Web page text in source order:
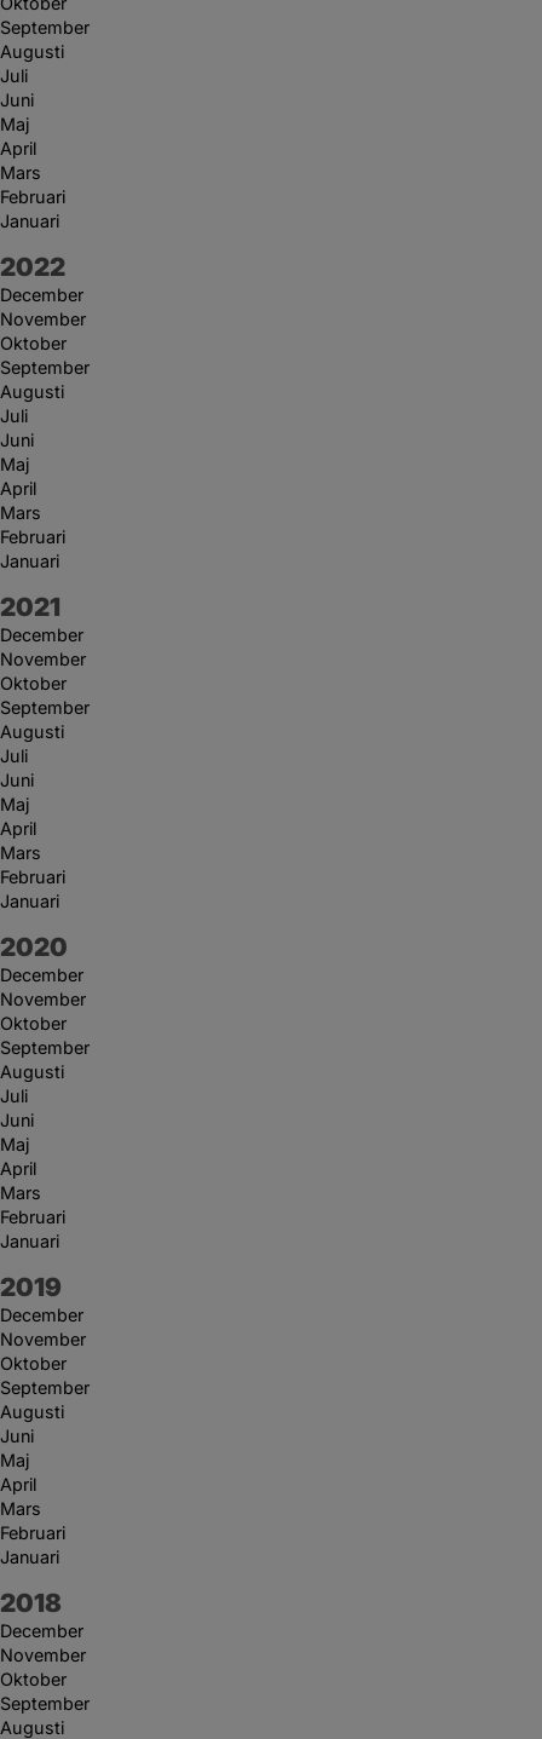
September
Augusti
Juli
Juni
Maj
April
Mars
Februari
Januari
År:
2022
December
November
Oktober
September
Augusti
Juli
Juni
Maj
April
Mars
Februari
Januari
År:
2021
December
November
Oktober
September
Augusti
Juli
Juni
Maj
April
Mars
Februari
Januari
År:
2020
December
November
Oktober
September
Augusti
Juli
Juni
Maj
April
Mars
Februari
Januari
År:
2019
December
November
Oktober
September
Augusti
Juni
Maj
April
Mars
Februari
Januari
År:
2018
December
November
Oktober
September
Augusti